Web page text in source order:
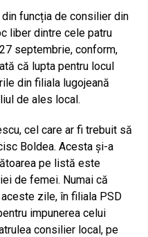
funcția de consilier din
liber dintre cele patru
septembrie, conform,
că lupta pentru locul
din filiala lugojeană
de ales local.
cel care ar fi trebuit să
Boldea. Acesta și-a
pe listă este
de femei. Numai că
zile, în filiala PSD
impunerea celui
consilier local, pe